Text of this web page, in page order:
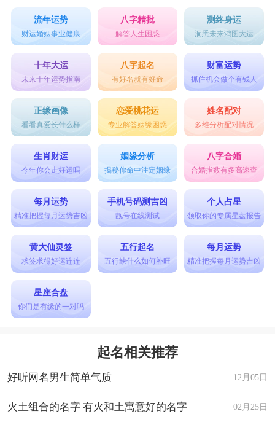
流年运势
财运婚姻事业健康
八字精批
解答人生困惑
测终身运
洞悉未来鸿图大运
十年大运
未来十年运势指南
八字起名
有好名就有好命
财富运势
抓住机会做个有钱人
正缘画像
看看真爱长什么样
恋爱桃花运
专业解答姻缘困惑
姓名配对
多维分析配对情况
生肖财运
今年你会走好运吗
姻缘分析
揭秘你命中注定姻缘
八字合婚
合婚指数有多高速查
每月运势
精准把握每月运势吉凶
手机号码测吉凶
靓号在线测试
个人占星
领取你的专属星盘报告
黄大仙灵签
求签求得好运连连
五行起名
五行缺什么如何补旺
每月运势
精准把握每月运势吉凶
星座合盘
你们是有缘的一对吗
起名相关推荐
12月05日
好听网名男生简单气质
02月25日
火土组合的名字 有火和土寓意好的名字